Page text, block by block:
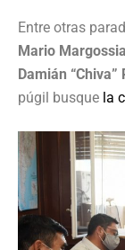
Entre otras
Mario
Damián “Chiva”
púgil busque la